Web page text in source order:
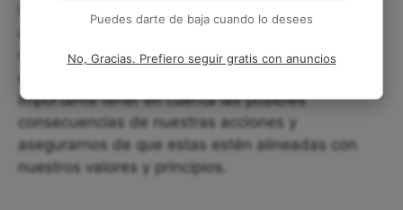
independientemente de su apariencia o situación.
necesidad de ser cuidadosos al hacer peticiones,
especialmente cuando implica a otros. Es
importante tener en cuenta las posibles
consecuencias de nuestras acciones y
asegurarnos de que estas estén alineadas con
nuestros valores y principios.
Puedes darte de baja cuando lo desees
No, Gracias. Prefiero seguir gratis con anuncios